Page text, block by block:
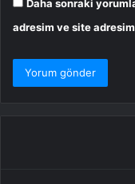
Daha sonraki
adresim ve site